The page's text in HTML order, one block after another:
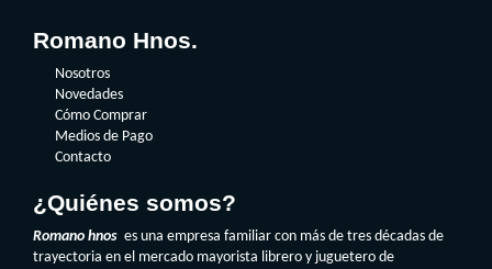
Romano Hnos.
Nosotros
Novedades
Cómo Comprar
Medios de Pago
Contacto
¿Quiénes somos?
Romano hnos es una empresa familiar con más de tres décadas de
trayectoria en el mercado mayorista librero y juguetero de